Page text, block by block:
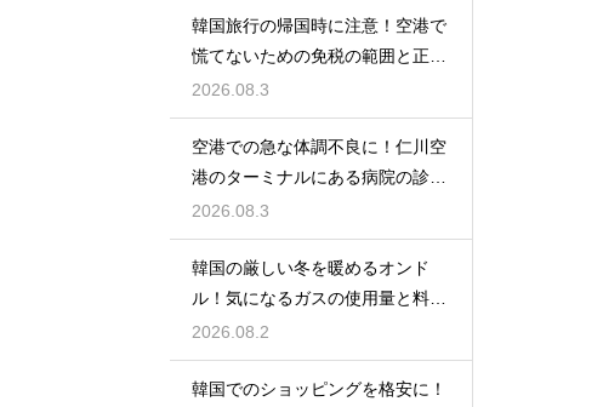
韓国旅行の帰国時に注意！空港で
慌てないための免税の範囲と正し
い計算
2026.08.3
空港での急な体調不良に！仁川空
港のターミナルにある病院の診療
時間
2026.08.3
韓国の厳しい冬を暖めるオンド
ル！気になるガスの使用量と料金
の目安
2026.08.2
韓国でのショッピングを格安に！